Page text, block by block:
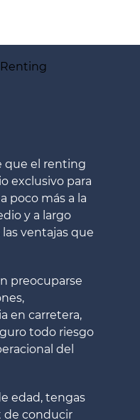
que el renting
exclusivo para
poco más a la
y a largo
ventajas que
preocuparse
en carretera,
todo riesgo
del
edad, tengas
de conducir